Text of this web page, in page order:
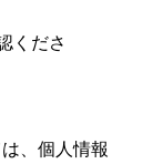
くださ
、個人情報